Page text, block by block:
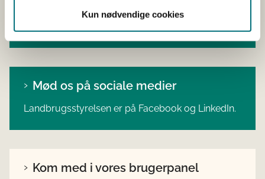
Kun nødvendige cookies
Få nyheder fra Landbrugsstyrelsen sendt til din
Mød os på sociale medier
Landbrugsstyrelsen er på Facebook og LinkedIn.
Kom med i vores brugerpanel